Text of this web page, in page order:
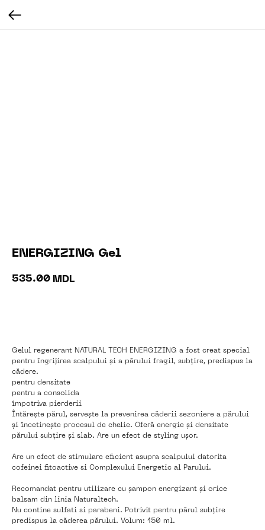
ENERGIZING Gel
535.00 MDL
Gelul regenerant NATURAL TECH ENERGIZING a fost creat special
pentru îngrijirea scalpului și a părului fragil, subțire, predispus la
cădere.
pentru densitate
pentru a consolida
împotriva pierderii
Întărește părul, servește la prevenirea căderii sezoniere a părului
și încetinește procesul de chelie. Oferă energie și densitate
părului subțire și slab. Are un efect de styling ușor.
Are un efect de stimulare eficient asupra scalpului datorita
cofeinei fitoactive si Complexului Energetic al Parului.
Recomandat pentru utilizare cu șampon energizant și orice
balsam din linia Naturaltech.
Nu contine sulfati si parabeni. Potrivit pentru părul subțire
predispus la căderea părului. Volum: 150 ml.